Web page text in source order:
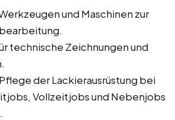
und Maschinen zur
technische Zeichnungen und
der Lackierausrüstung bei
Vollzeitjobs und Nebenjobs